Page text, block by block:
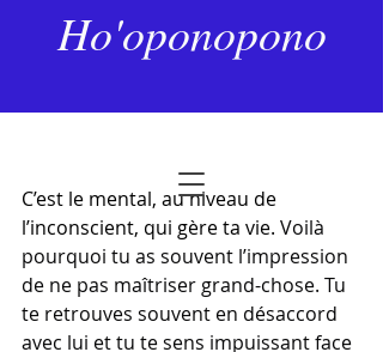
Ho'oponopono
La programmation de l’ego
Dernière mise à jour :
20 déc. 2025
C’est le mental, au niveau de
l’inconscient, qui gère ta vie. Voilà
pourquoi tu as souvent l’impression
de ne pas maîtriser grand-chose. Tu
te retrouves souvent en désaccord
avec lui et tu te sens impuissant face